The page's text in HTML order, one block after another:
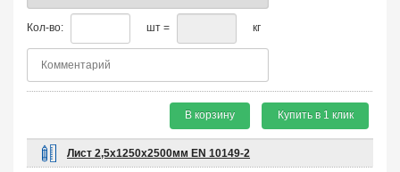
Кол-во: шт = кг
В корзину Купить в 1 клик
Лист 2,5х1250х2500мм EN 10149-2